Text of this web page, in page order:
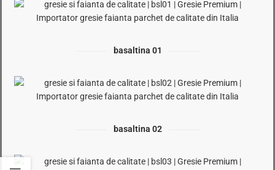
basaltina 01
basaltina 02